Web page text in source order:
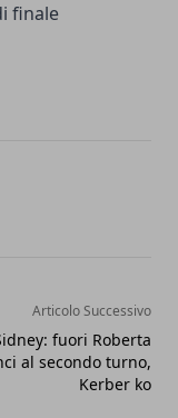
finale
Articolo Successivo
fuori Roberta
al secondo turno,
Kerber ko